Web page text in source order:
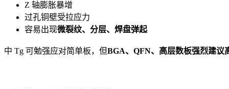
Z 轴膨胀暴增
过孔铜壁受拉应力
容易出现微裂纹、分层、焊盘弹起
中 Tg 可勉强应对简单板，但BGA、QFN、高层数板强烈建议